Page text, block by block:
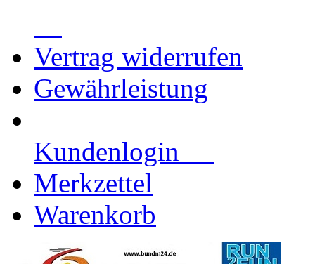
Vertrag widerrufen
Gewährleistung
Kundenlogin
Merkzettel
Warenkorb